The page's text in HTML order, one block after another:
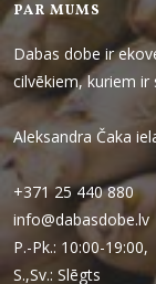
PAR MUMS
Dabas dobe ir
cilvēkiem, kuriem ir
Aleksandra Čaka
+371 25 440 880
info@dabasdobe.lv
P.-Pk.: 10:00-19:00,
S.,Sv.: Slēgts